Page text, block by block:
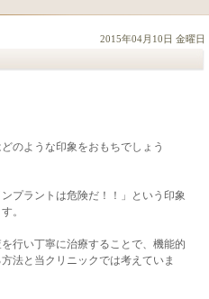
2015年04月10日 金曜日
のような印象をおもちでしょう
プラントは危険だ！！」という印象
。
行い丁寧に治療することで、機能的
法と当クリニックでは考えていま